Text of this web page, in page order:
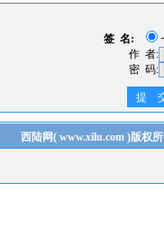
签 名:
作 者:
密 码:
提
西陆网( www.xilu.com)版权